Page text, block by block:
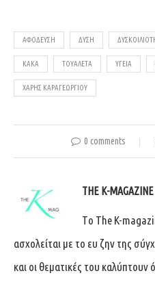
ΑΦΌΔΕΥΣΗ ΔΎΣΗ
ΚΑΚΆ ΤΟΥΑΛΈΤΑ ΥΓΕΊΑ
ΧΆΡΗΣ ΚΑΡΑΓΕΩΡΓΊΟΥ
0 comments
THE K-MAGAZINE
Tο The K-
ασχολείται με το ευ ζην της
και οι θεματικές του